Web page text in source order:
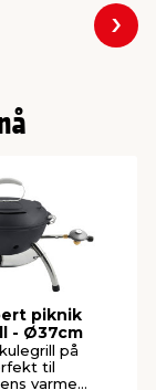
piknik
- Ø37cm
på
til
varme